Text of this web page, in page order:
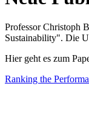
Professor Christoph
Sustainability". Die
Hier geht es zum
Ranking the